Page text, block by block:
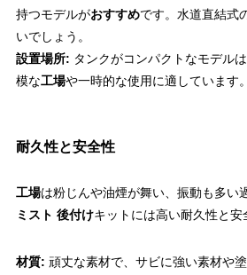
持つモデルがおすすめです。水道直結式
いでしょう。
設置場所: タンクがコンパクトなモデル
模な工場や一時的な使用に適しています。
耐久性と安全性
工場は粉じんや油煙が舞い、振動も多い
ミスト 後付けキットには高い耐久性と安
材質: 頑丈な素材で、サビに強い素材や